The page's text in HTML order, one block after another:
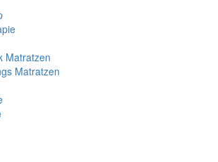
Matratzen
Matratzen